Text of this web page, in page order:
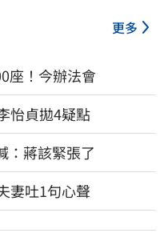
更多
座！今辦法會
怡貞拋4疑點
蔣該緊張了
妻吐1句心聲